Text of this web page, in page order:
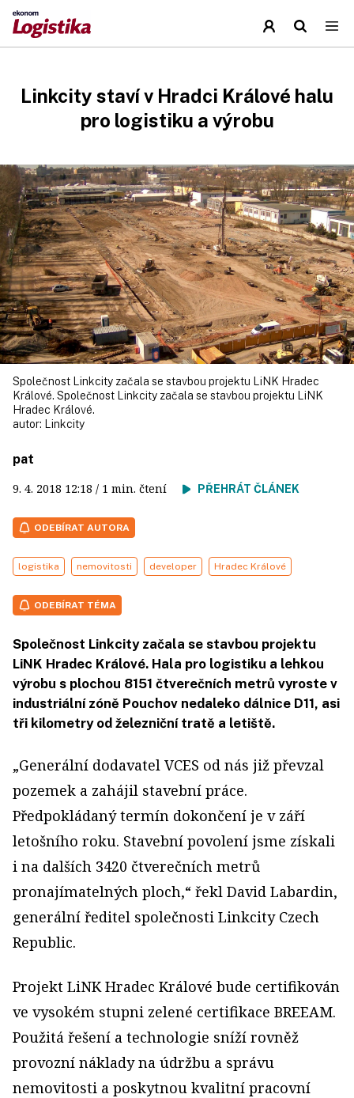
Linkcity staví v Hradci Králové halu
pro logistiku a výrobu
Společnost Linkcity začala se stavbou projektu LiNK Hradec
Králové. Společnost Linkcity začala se stavbou projektu LiNK
Hradec Králové.
autor:
Linkcity
pat
9. 4. 2018 12:18 / 1 min. čtení PŘEHRÁT ČLÁNEK
ODEBÍRAT AUTORA
logistika nemovitosti developer Hradec Králové
ODEBÍRAT TÉMA
Společnost Linkcity začala se stavbou projektu
LiNK Hradec Králové. Hala pro logistiku a lehkou
výrobu s plochou 8151 čtverečních metrů vyroste v
industriální zóně Pouchov nedaleko dálnice D11, asi
tři kilometry od železniční tratě a letiště.
„Generální dodavatel VCES od nás již převzal
pozemek a zahájil stavební práce.
Předpokládaný termín dokončení je v září
letošního roku. Stavební povolení jsme získali
i na dalších 3420 čtverečních metrů
pronajímatelných ploch,“ řekl David Labardin,
generální ředitel společnosti Linkcity Czech
Republic.
Projekt LiNK Hradec Králové bude certifikován
ve vysokém stupni zelené certifikace BREEAM.
Použitá řešení a technologie sníží rovněž
provozní náklady na údržbu a správu
nemovitosti a poskytnou kvalitní pracovní